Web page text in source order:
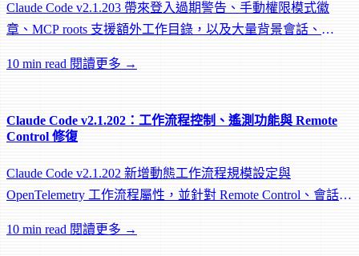
Claude Code v2.1.203 帶來登入過期警告、手動權限模式徽
章、MCP roots 支援額外工作目錄，以及大量背景會話、
10 min read 閱讀更多 →
Claude Code v2.1.202：工作流程控制、遙測功能與 Remote
Control 修復
Claude Code v2.1.202 新增動態工作流程規模設定與
OpenTelemetry 工作流程屬性，並針對 Remote Control、會話管
10 min read 閱讀更多 →